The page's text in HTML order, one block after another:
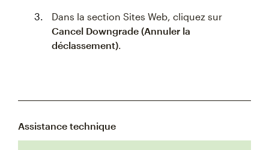
Dans la section Sites Web, cliquez sur
Cancel Downgrade (Annuler la
déclassement).
Assistance technique